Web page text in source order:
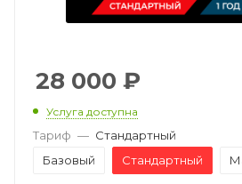
28 000 ₽
Услуга доступна
Тариф — Стандартный
Базовый
Стандартный